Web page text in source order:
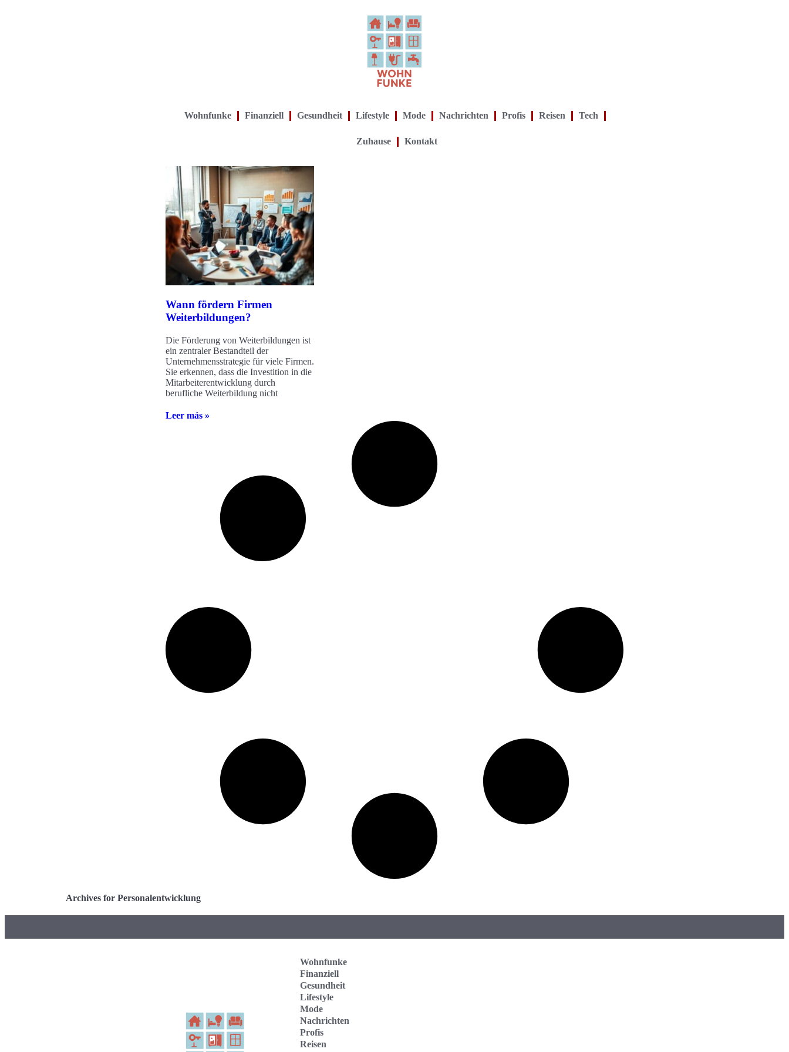
Wohnfunke Finanziell Gesundheit Lifestyle Mode Nachrichten Profis Reisen Tech
Zuhause Kontakt
Wann fördern Firmen
Weiterbildungen?
Die Förderung von Weiterbildungen ist
ein zentraler Bestandteil der
Unternehmensstrategie für viele Firmen.
Sie erkennen, dass die Investition in die
Mitarbeiterentwicklung durch
berufliche Weiterbildung nicht
Leer más »
Archives for Personalentwicklung
Wohnfunke
Finanziell
Gesundheit
Lifestyle
Mode
Nachrichten
Profis
Reisen